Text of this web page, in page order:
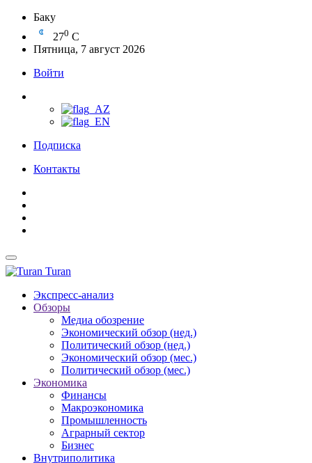
Баку
270 C
Пятница, 7 август 2026
Войти
Подписка
Контакты
Turan
Экспресс-анализ
Обзоры
Медиа обозрение
Экономический обзор (нед.)
Политический обзор (нед.)
Экономический обзор (мес.)
Политический обзор (мес.)
Экономика
Финансы
Макроэкономика
Промышленность
Аграрный сектор
Бизнес
Внутриполитика